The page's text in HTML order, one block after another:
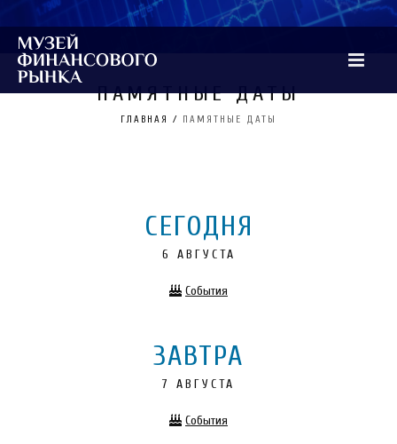
ПАМЯТНЫЕ ДАТЫ
ГЛАВНАЯ / ПАМЯТНЫЕ ДАТЫ
СЕГОДНЯ
6 АВГУСТА
События
ЗАВТРА
7 АВГУСТА
События